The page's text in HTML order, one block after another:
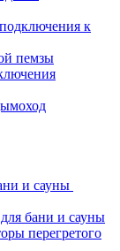
к
пемзы
и сауны
бани и сауны
перегретого